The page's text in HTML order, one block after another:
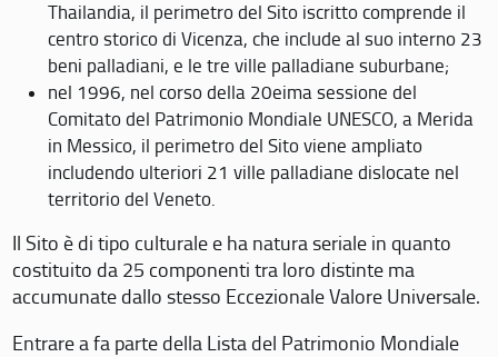
Thailandia, il perimetro del Sito iscritto comprende il
centro storico di Vicenza, che include al suo interno 23
beni palladiani, e le tre ville palladiane suburbane;
nel 1996, nel corso della 20eima sessione del
Comitato del Patrimonio Mondiale UNESCO, a Merida
in Messico, il perimetro del Sito viene ampliato
includendo ulteriori 21 ville palladiane dislocate nel
territorio del Veneto.
Il Sito è di tipo culturale e ha natura seriale in quanto
costituito da 25 componenti tra loro distinte ma
accumunate dallo stesso Eccezionale Valore Universale.
Entrare a fa parte della Lista del Patrimonio Mondiale